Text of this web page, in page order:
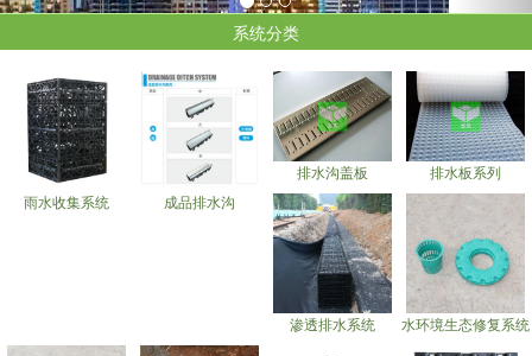
系统分类
雨水收集系统 成品排水沟
排水沟盖板 排水板系列
渗透排水系统 水环境生态修复系统